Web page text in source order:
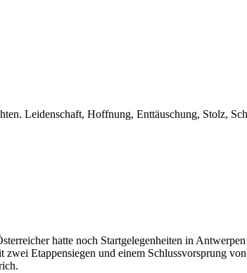
Leidenschaft, Hoffnung, Enttäuschung, Stolz,
hatte noch Startgelegenheiten in
Etappensiegen und einem Schlussvorsprung